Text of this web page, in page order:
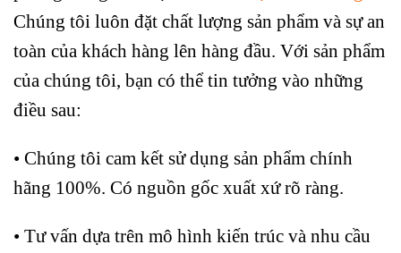
Chúng tôi luôn đặt chất lượng sản phẩm và sự an
toàn của khách hàng lên hàng đầu. Với sản phẩm
của chúng tôi, bạn có thể tin tưởng vào những
điều sau:
• Chúng tôi cam kết sử dụng sản phẩm chính
hãng 100%. Có nguồn gốc xuất xứ rõ ràng.
• Tư vấn dựa trên mô hình kiến ​​trúc và nhu cầu